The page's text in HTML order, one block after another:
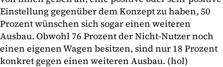
Einstellung gegenüber dem Konzept zu haben, 50
Prozent wünschen sich sogar einen weiteren
Ausbau. Obwohl 76 Prozent der Nicht-Nutzer noch
einen eigenen Wagen besitzen, sind nur 18 Prozent
konkret gegen einen weiteren Ausbau. (hol)